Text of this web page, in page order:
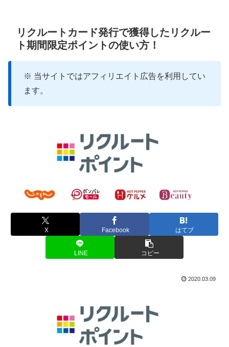
リクルートカード発行で獲得したリクルー
ト期間限定ポイントの使い方！
※ 当サイトではアフィリエイト広告を利用してい
ます。
X Facebook はてブ
LINE コピー
2020.03.09